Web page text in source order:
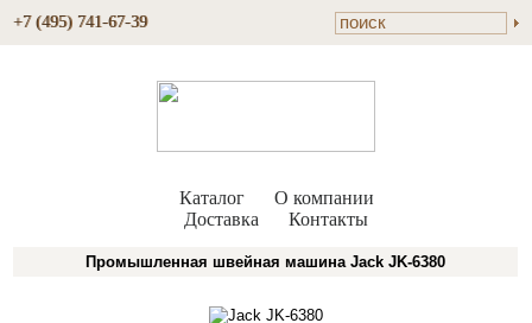
+7 (495) 741-67-39
Каталог
О компании
Доставка
Контакты
Промышленная швейная машина Jack JK-6380